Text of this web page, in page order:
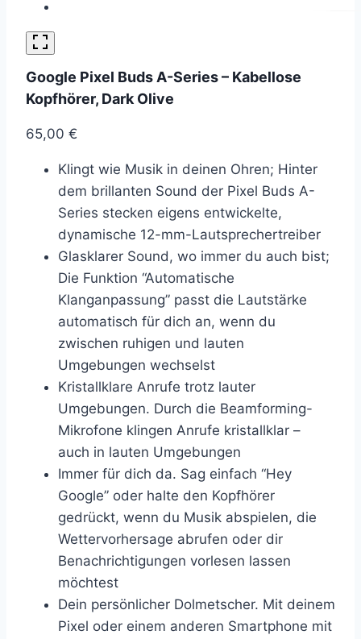
Google Pixel Buds A-Series – Kabellose
Kopfhörer, Dark Olive
65,00 €
Klingt wie Musik in deinen Ohren; Hinter
dem brillanten Sound der Pixel Buds A-
Series stecken eigens entwickelte,
dynamische 12-mm-Lautsprechertreiber
Glasklarer Sound, wo immer du auch bist;
Die Funktion “Automatische
Klanganpassung” passt die Lautstärke
automatisch für dich an, wenn du
zwischen ruhigen und lauten
Umgebungen wechselst
Kristallklare Anrufe trotz lauter
Umgebungen. Durch die Beamforming-
Mikrofone klingen Anrufe kristallklar –
auch in lauten Umgebungen
Immer für dich da. Sag einfach “Hey
Google” oder halte den Kopfhörer
gedrückt, wenn du Musik abspielen, die
Wettervorhersage abrufen oder dir
Benachrichtigungen vorlesen lassen
möchtest
Dein persönlicher Dolmetscher. Mit deinem
Pixel oder einem anderen Smartphone mit